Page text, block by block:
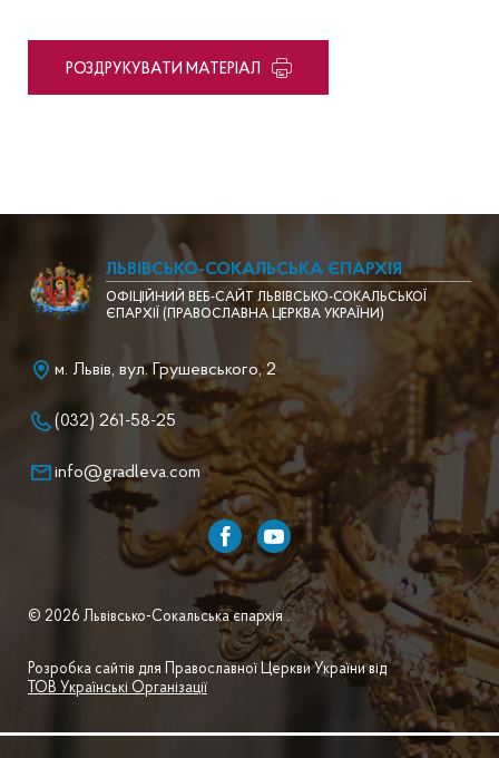
PОЗДРУКУВАТИ МАТЕРІАЛ
ЛЬВІВСЬКО-СОКАЛЬСЬКА ЄПАРХІЯ
ОФІЦІЙНИЙ ВЕБ-САЙТ ЛЬВІВСЬКО-СОКАЛЬСЬКОЇ
ЄПАРХІЇ (ПРАВОСЛАВНА ЦЕРКВА УКРАЇНИ)
м. Львів, вул. Грушевського, 2
(032) 261-58-25
info@gradleva.com
© 2026 Львівсько-Сокальська єпархія .
Розробка сайтів для Православної Церкви України від
ТОВ Українські Організації